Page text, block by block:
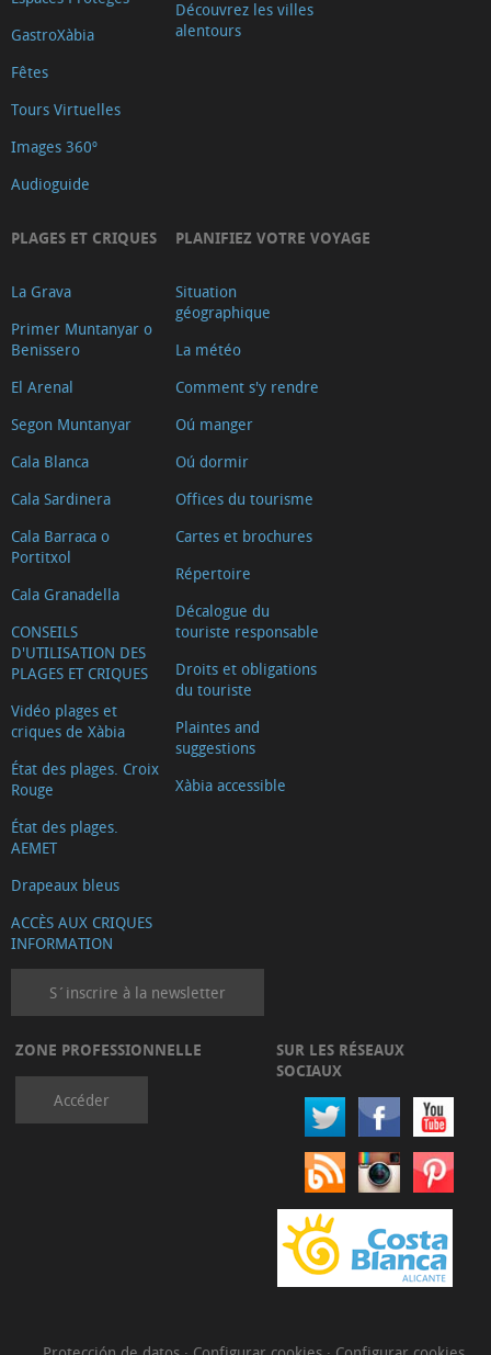
GastroXàbia
Fêtes
Tours Virtuelles
Images 360º
Audioguide
Découvrez les villes
alentours
PLAGES ET CRIQUES
La Grava
Primer Muntanyar o
Benissero
El Arenal
Segon Muntanyar
Cala Blanca
Cala Sardinera
Cala Barraca o
Portitxol
Cala Granadella
CONSEILS
D'UTILISATION DES
PLAGES ET CRIQUES
Vidéo plages et
criques de Xàbia
État des plages. Croix
Rouge
État des plages.
AEMET
Drapeaux bleus
ACCÈS AUX CRIQUES
INFORMATION
PLANIFIEZ VOTRE VOYAGE
Situation
géographique
La météo
Comment s'y rendre
Oú manger
Oú dormir
Offices du tourisme
Cartes et brochures
Répertoire
Décalogue du
touriste responsable
Droits et obligations
du touriste
Plaintes and
suggestions
Xàbia accessible
S´inscrire à la newsletter
ZONE PROFESSIONNELLE
Accéder
SUR LES RÉSEAUX
SOCIAUX